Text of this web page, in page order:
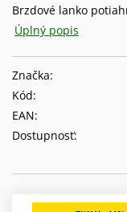
Brzdové lanko
Úplný popis
Značka:
Kód:
EAN:
Dostupnosť: